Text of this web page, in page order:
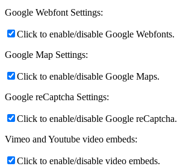
Google Webfont Settings:
Click to enable/disable Google Webfonts.
Google Map Settings:
Click to enable/disable Google Maps.
Google reCaptcha Settings:
Click to enable/disable Google reCaptcha.
Vimeo and Youtube video embeds:
Click to enable/disable video embeds.